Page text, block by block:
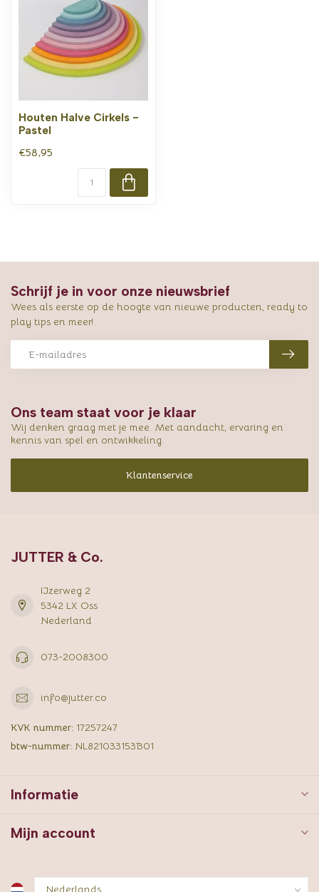
Houten Halve Cirkels -
Pastel
€58,95
Ons team staat voor je klaar
Wij denken graag met je mee. Met aandacht, ervaring en
kennis van spel en ontwikkeling.
Klantenservice
Schrijf je in voor onze nieuwsbrief
Wees als eerste op de hoogte van nieuwe producten, ready to
play tips en meer!
JUTTER & Co.
IJzerweg 2
5342 LX Oss
Nederland
073-2008300
info@jutter.co
KVK nummer: 17257247
btw-nummer: NL821033153B01
Informatie
Mijn account